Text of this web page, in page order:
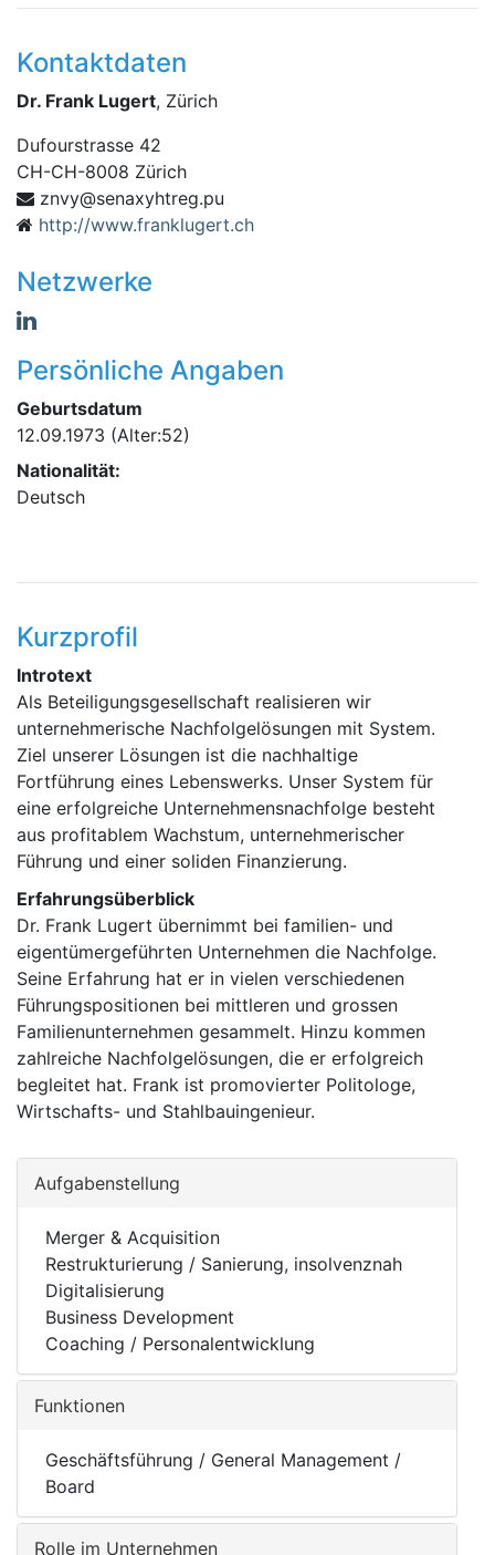
Kontaktdaten
Dr. Frank Lugert, Zürich
Dufourstrasse 42
CH-CH-8008 Zürich
up.gerthyxanes@yvnz
http://www.franklugert.ch
Netzwerke
Persönliche Angaben
Geburtsdatum
12.09.1973 (Alter:52)
Nationalität:
Deutsch
Kurzprofil
Introtext
Als Beteiligungsgesellschaft realisieren wir
unternehmerische Nachfolgelösungen mit System.
Ziel unserer Lösungen ist die nachhaltige
Fortführung eines Lebenswerks. Unser System für
eine erfolgreiche Unternehmensnachfolge besteht
aus profitablem Wachstum, unternehmerischer
Führung und einer soliden Finanzierung.
Erfahrungsüberblick
Dr. Frank Lugert übernimmt bei familien- und
eigentümergeführten Unternehmen die Nachfolge.
Seine Erfahrung hat er in vielen verschiedenen
Führungspositionen bei mittleren und grossen
Familienunternehmen gesammelt. Hinzu kommen
zahlreiche Nachfolgelösungen, die er erfolgreich
begleitet hat. Frank ist promovierter Politologe,
Wirtschafts- und Stahlbauingenieur.
Aufgabenstellung
Merger & Acquisition
Restrukturierung / Sanierung, insolvenznah
Digitalisierung
Business Development
Coaching / Personalentwicklung
Funktionen
Geschäftsführung / General Management /
Board
Rolle im Unternehmen